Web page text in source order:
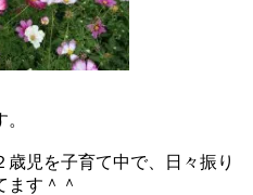
児を子育て中で、日々振り
ます＾＾